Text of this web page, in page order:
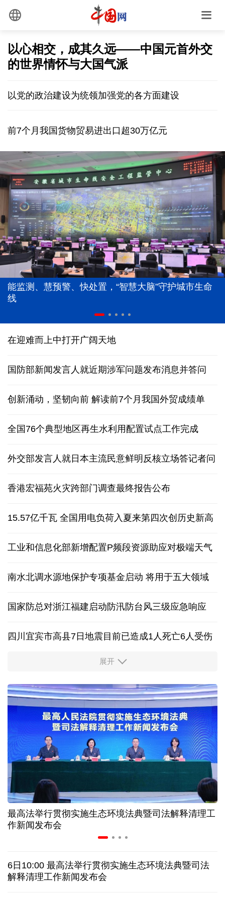
以心相交，成其久远——中国元首外交
的世界情怀与大国气派
以党的政治建设为统领加强党的各方面建设
前7个月我国货物贸易进出口超30万亿元
能监测、慧预警、快处置，“智慧大脑”守护城市生命
线
在迎难而上中打开广阔天地
国防部新闻发言人就近期涉军问题发布消息并答问
创新涌动，坚韧向前 解读前7个月我国外贸成绩单
全国76个典型地区再生水利用配置试点工作完成
外交部发言人就日本主流民意鲜明反核立场答记者问
香港宏福苑火灾跨部门调查最终报告公布
15.57亿千瓦 全国用电负荷入夏来第四次创历史新高
工业和信息化部新增配置P频段资源助应对极端天气
南水北调水源地保护专项基金启动 将用于五大领域
国家防总对浙江福建启动防汛防台风三级应急响应
四川宜宾市高县7日地震目前已造成1人死亡6人受伤
四个关键词解读中国经济韧性
球票撬动全城消费 赛事经济如何将"流量"变"增量"
第五届数贸会将首设Token专区 探索算力贸易新路径
北京：非京籍家庭购房社保个税缴纳年限下调为一年
近346亿元 广东电网交出上半年投资建设亮眼答卷
31省份上半年外贸成绩单出炉 见证产业提质跃迁
俄黑客称获取北约直接参与袭击俄领土的书面证据
展开
最高法举行贯彻实施生态环境法典暨司法解释清理工
作新闻发布会
6日10:00 最高法举行贯彻实施生态环境法典暨司法
解释清理工作新闻发布会